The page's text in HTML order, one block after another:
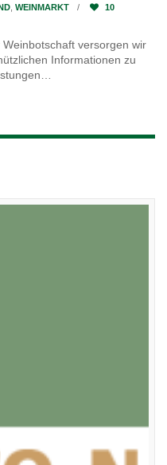
WEINMARKT 10
versorgen wir
Informationen zu